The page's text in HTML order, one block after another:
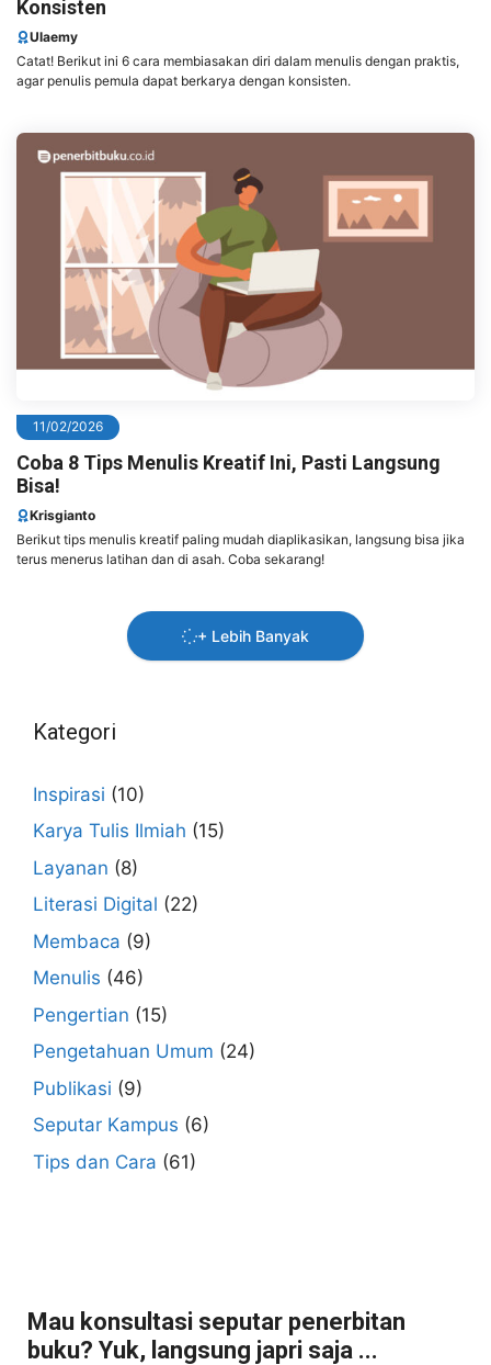
Konsisten
Ulaemy
Catat! Berikut ini 6 cara membiasakan diri dalam menulis dengan praktis,
agar penulis pemula dapat berkarya dengan konsisten.
11/02/2026
Coba 8 Tips Menulis Kreatif Ini, Pasti Langsung
Bisa!
Krisgianto
Berikut tips menulis kreatif paling mudah diaplikasikan, langsung bisa jika
terus menerus latihan dan di asah. Coba sekarang!
+ Lebih Banyak
Kategori
Inspirasi (10)
Karya Tulis Ilmiah (15)
Layanan (8)
Literasi Digital (22)
Membaca (9)
Menulis (46)
Pengertian (15)
Pengetahuan Umum (24)
Publikasi (9)
Seputar Kampus (6)
Tips dan Cara (61)
Mau konsultasi seputar penerbitan
buku? Yuk, langsung japri saja ...